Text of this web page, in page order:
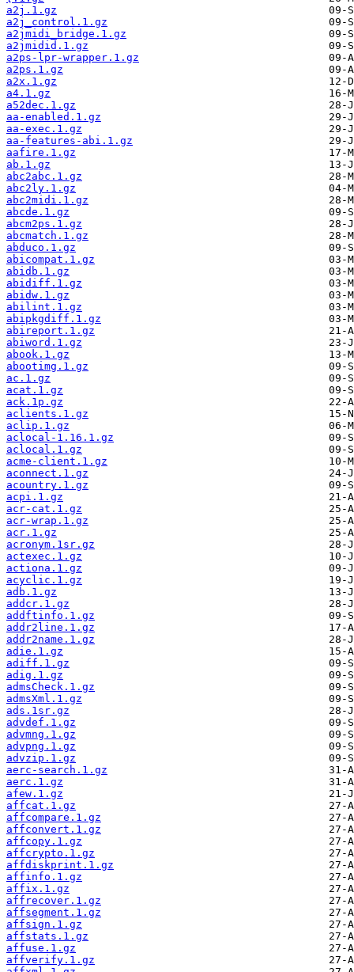
a2j.1.gz
a2j_control.1.gz
a2jmidi_bridge.1.gz
a2jmidid.1.gz
a2ps-lpr-wrapper.1.gz
a2ps.1.gz
a2x.1.gz
a4.1.gz
a52dec.1.gz
aa-enabled.1.gz
aa-exec.1.gz
aa-features-abi.1.gz
aafire.1.gz
ab.1.gz
abc2abc.1.gz
abc2ly.1.gz
abc2midi.1.gz
abcde.1.gz
abcm2ps.1.gz
abcmatch.1.gz
abduco.1.gz
abicompat.1.gz
abidb.1.gz
abidiff.1.gz
abidw.1.gz
abilint.1.gz
abipkgdiff.1.gz
abireport.1.gz
abiword.1.gz
abook.1.gz
abootimg.1.gz
ac.1.gz
acat.1.gz
ack.1p.gz
aclients.1.gz
aclip.1.gz
aclocal-1.16.1.gz
aclocal.1.gz
acme-client.1.gz
aconnect.1.gz
acountry.1.gz
acpi.1.gz
acr-cat.1.gz
acr-wrap.1.gz
acr.1.gz
acronym.1sr.gz
actexec.1.gz
actiona.1.gz
acyclic.1.gz
adb.1.gz
addcr.1.gz
addftinfo.1.gz
addr2line.1.gz
addr2name.1.gz
adie.1.gz
adiff.1.gz
adig.1.gz
admsCheck.1.gz
admsXml.1.gz
ads.1sr.gz
advdef.1.gz
advmng.1.gz
advpng.1.gz
advzip.1.gz
aerc-search.1.gz
aerc.1.gz
afew.1.gz
affcat.1.gz
affcompare.1.gz
affconvert.1.gz
affcopy.1.gz
affcrypto.1.gz
affdiskprint.1.gz
affinfo.1.gz
affix.1.gz
affrecover.1.gz
affsegment.1.gz
affsign.1.gz
affstats.1.gz
affuse.1.gz
affverify.1.gz